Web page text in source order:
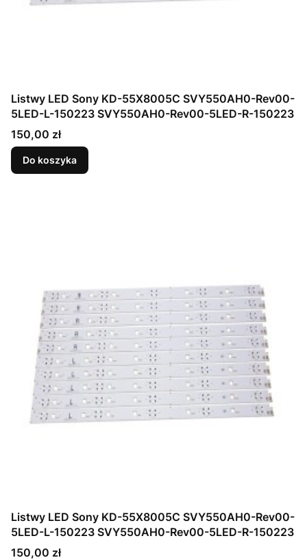
Listwy LED Sony KD-55X8005C SVY550AH0-Rev00-
5LED-L-150223 SVY550AH0-Rev00-5LED-R-150223
Cena
150,00 zł
Do koszyka
Listwy LED Sony KD-55X8005C SVY550AH0-Rev00-
5LED-L-150223 SVY550AH0-Rev00-5LED-R-150223
Cena
150,00 zł